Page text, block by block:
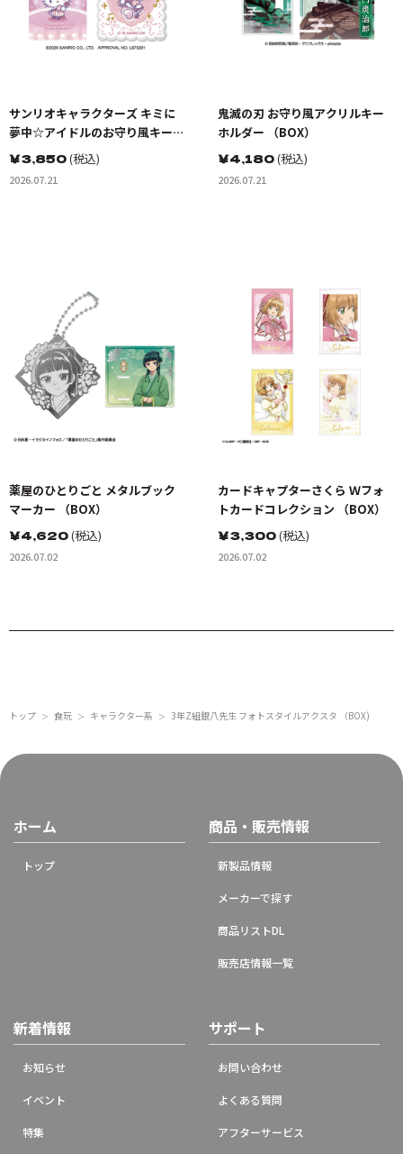
サンリオキャラクターズ キミに
夢中☆アイドルのお守り風キーホ
ルダー （BOX）
￥3,850(税込)
2026.07.21
鬼滅の刃 お守り風アクリルキー
ホルダー （BOX）
￥4,180(税込)
2026.07.21
薬屋のひとりごと メタルブック
マーカー （BOX）
￥4,620(税込)
2026.07.02
カードキャプターさくら Ｗフォ
トカードコレクション （BOX）
￥3,300(税込)
2026.07.02
トップ ＞ 食玩 ＞ キャラクター系 ＞ 3年Z組銀八先生 フォトスタイルアクスタ （BOX)
ホーム
トップ
商品・販売情報
新製品情報
メーカーで探す
商品リストDL
販売店情報一覧
新着情報
お知らせ
イベント
特集
サポート
お問い合わせ
よくある質問
アフターサービス